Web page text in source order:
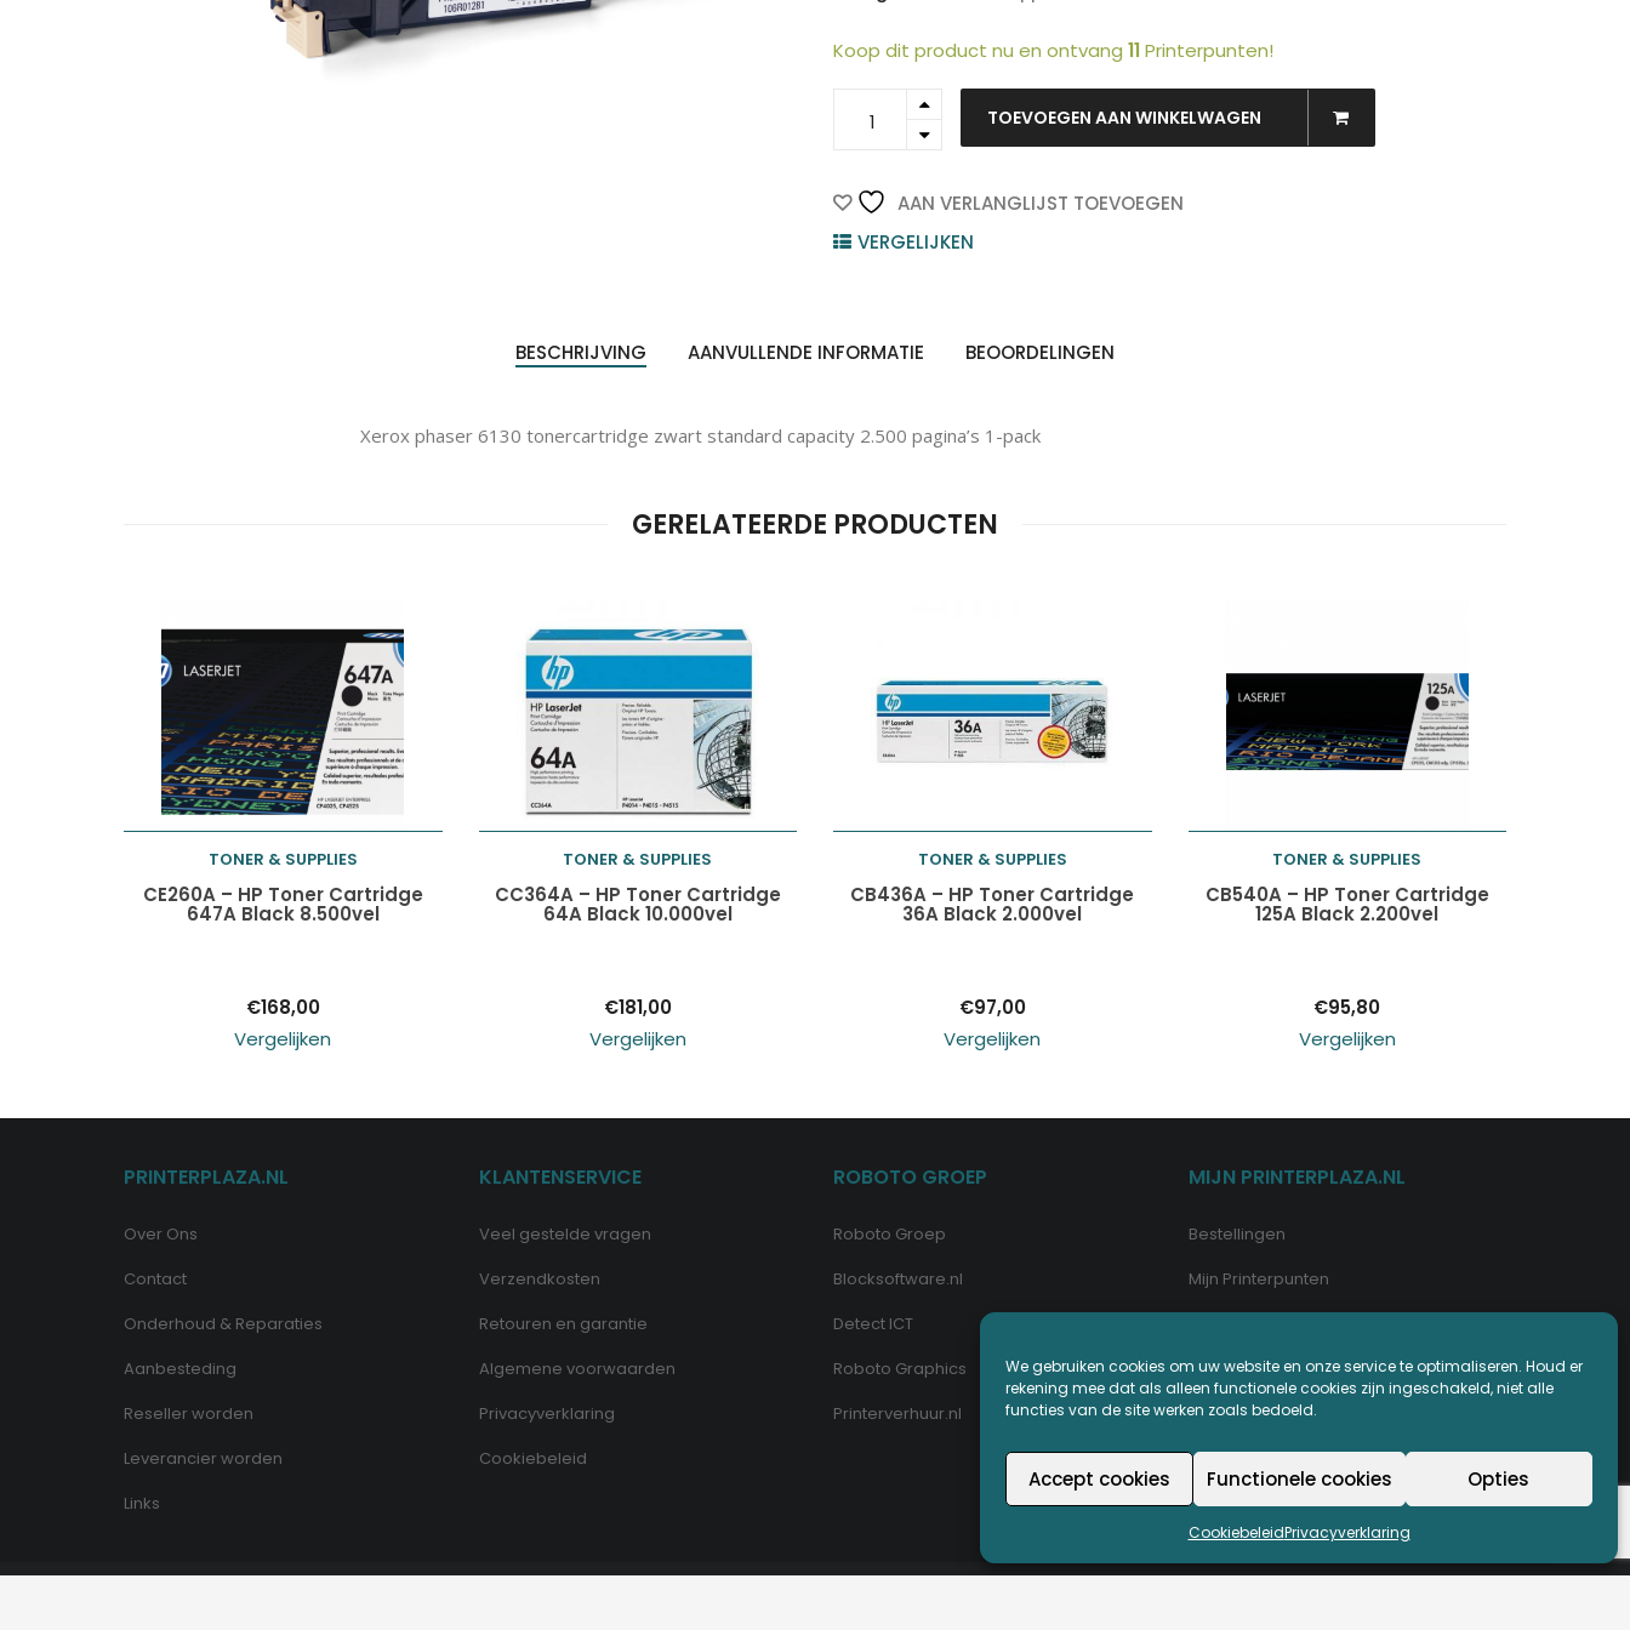
We gebruiken cookies om uw website en onze service te optimaliseren. Houd er
rekening mee dat als alleen functionele cookies zijn ingeschakeld, niet alle
functies van de site werken zoals bedoeld.
Accept cookies Functionele cookies Opties
CookiebeleidPrivacyverklaring
Koop dit product nu en ontvang 11Printerpunten!
Cartridge
2.500vel
TOEVOEGEN AAN WINKELWAGEN
AAN VERLANGLIJST TOEVOEGEN
VERGELIJKEN
BESCHRIJVING AANVULLENDE INFORMATIE BEOORDELINGEN
Xerox phaser 6130 tonercartridge zwart standard capacity 2.500 pagina’s 1-pack
GERELATEERDE PRODUCTEN
Toevoegen aan
TONER & SUPPLIES
CE260A – HP Toner Cartridge
647A Black 8.500vel
€168,00
Vergelijken
Toevoegen aan
TONER & SUPPLIES
CC364A – HP Toner Cartridge
64A Black 10.000vel
€181,00
Vergelijken
Toevoegen aan
TONER & SUPPLIES
CB436A – HP Toner Cartridge
36A Black 2.000vel
€97,00
Vergelijken
Toevoegen aan
TONER & SUPPLIES
CB540A – HP Toner Cartridge
125A Black 2.200vel
€95,80
Vergelijken
PRINTERPLAZA.NL
Over Ons
Contact
Onderhoud & Reparaties
Aanbesteding
Reseller worden
Leverancier worden
Links
KLANTENSERVICE
Veel gestelde vragen
Verzendkosten
Retouren en garantie
Algemene voorwaarden
Privacyverklaring
Cookiebeleid
ROBOTO GROEP
Roboto Groep
Blocksoftware.nl
Detect ICT
Roboto Graphics
Printerverhuur.nl
MIJN PRINTERPLAZA.NL
Bestellingen
Mijn Printerpunten
Wachtwoord vergeten